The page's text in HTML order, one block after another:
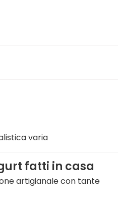
varia
fatti in casa
artigianale con tante